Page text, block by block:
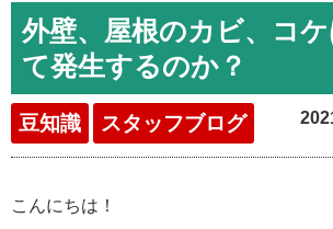
外壁、屋根のカビ、コ
て発生するのか？
豆知識 スタッフブログ
こんにちは！